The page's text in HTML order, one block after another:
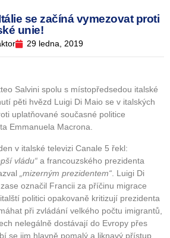
se začíná vymezovat proti
unie!
29 ledna, 2019
Salvini spolu s místopředsedou italské
pěti hvězd Luigi Di Maio se v italských
uplatňované současné politice
Emmanuela Macrona.
v italské televizi Canale 5 řekl:
vládu“ a francouzského prezidenta
„mizerným prezidentem“ . Luigi Di
označil Francii za příčinu migrace
politici opakovaně kritizují prezidenta
při zvládání velkého počtu imigrantů,
nelegálně dostávají do Evropy přes
se jim hlavně pomalý a liknavý přístup